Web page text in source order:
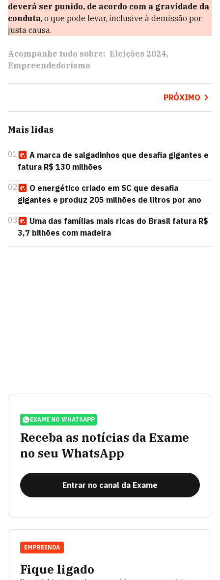
deverá ser punido, de acordo com a gravidade da
conduta, o que pode levar, inclusive à demissão por
justa causa.
Acompanhe tudo sobre: Eleições 2024
Empreendedorismo
PRÓXIMO
Mais lidas
01
A marca de salgadinhos que desafia gigantes e
fatura R$ 130 milhões
02
O energético criado em SC que desafia
gigantes e produz 205 milhões de litros por ano
03
Uma das famílias mais ricas do Brasil fatura R$
3,7 bilhões com madeira
EXAME NO WHATSAPP
Receba as notícias da Exame
no seu WhatsApp
Entrar no canal da Exame
Fique ligado
EMPREENDA